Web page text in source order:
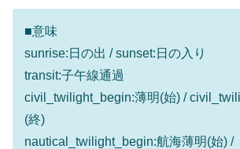
■意味
sunrise:日の出 / sunset:日の入り
transit:子午線通過
civil_twilight_begin:薄明(始) /
(終)
nautical_twilight_begin:航海薄明(始) /